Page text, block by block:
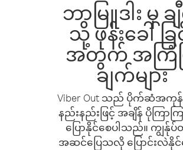
ဘာမြူဒါး မှ
သို့ ဖုန်းခေါ်ခြ
အတွက် အကြံ
ချက်များ
Viber Out သည် ပိုက်ဆံအကု
နည်းနည်းဖြင့် အချိန် ပိုကြာကြ
ပြောနိုင်စေပါသည်။ ကျွန်ု
အဆင်ပြေသလို ပြောင်းလဲနိုင်